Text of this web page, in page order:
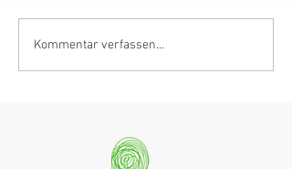
Klarinettistin, Tonmeisterin,
Grenzgängerin
Kommentar verfassen...